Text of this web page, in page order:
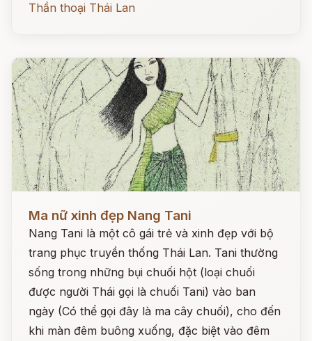
Thần thoại Thái Lan
Ma nữ xinh đẹp Nang Tani
Nang Tani là một cô gái trẻ và xinh đẹp với bộ
trang phục truyền thống Thái Lan. Tani thường
sống trong những bụi chuối hột (loại chuối
được người Thái gọi là chuối Tani) vào ban
ngày (Có thể gọi đây là ma cây chuối), cho đến
khi màn đêm buông xuống, đặc biệt vào đêm